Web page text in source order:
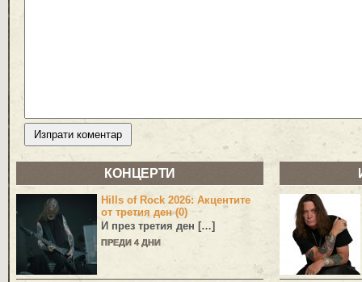
КОНЦЕРТИ
Hills of Rock 2026: Акцентите
от третия ден (0)
И през третия ден […]
ПРЕДИ 4 ДНИ